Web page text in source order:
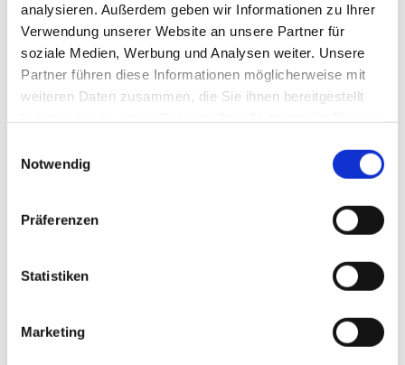
analysieren. Außerdem geben wir Informationen zu Ihrer
Verwendung unserer Website an unsere Partner für
soziale Medien, Werbung und Analysen weiter. Unsere
Partner führen diese Informationen möglicherweise mit
weiteren Daten zusammen, die Sie ihnen bereitgestellt
Notwendig
Präferenzen
Statistiken
Marketing
Vorbericht zur „Uniti expo 2024“
FEATURE
100 Jahre „Aral“
Interview mit Oliver Reichert, Manager Retail
SHOP & CONVENIENCE
Aktionen zur Fußball-EM
BTG
„Waschhalle“ Tuttlingen von Georg Huber